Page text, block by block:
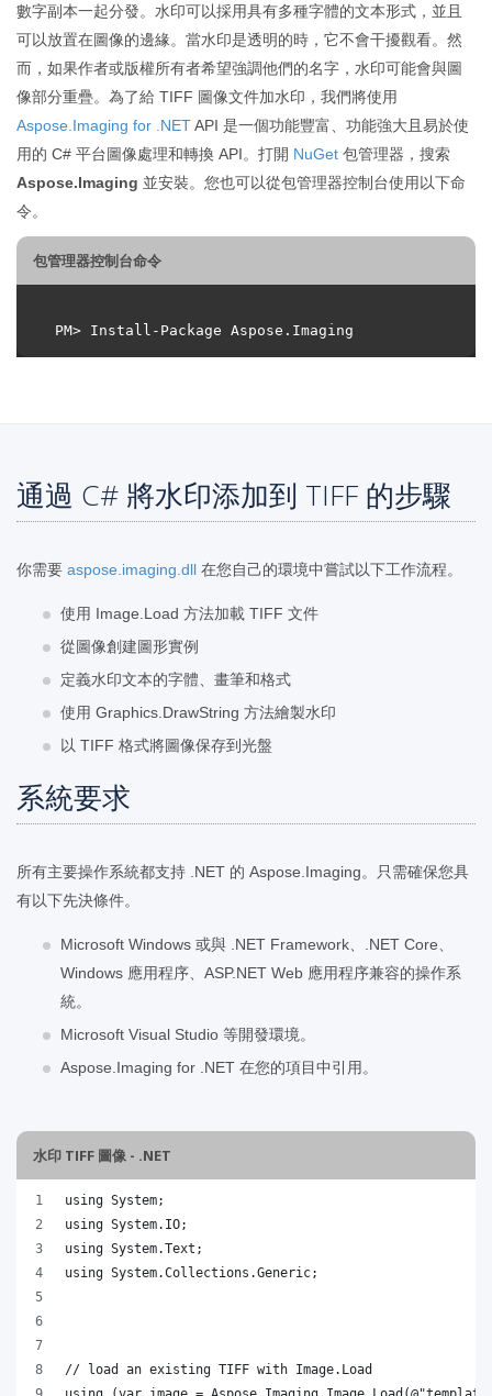
數字副本一起分發。水印可以採用具有多種字體的文本形式，並且
可以放置在圖像的邊緣。當水印是透明的時，它不會干擾觀看。然
而，如果作者或版權所有者希望強調他們的名字，水印可能會與圖
像部分重疊。為了給 TIFF 圖像文件加水印，我們將使用
Aspose.Imaging for .NETAPI 是一個功能豐富、功能強大且易於使
用的 C# 平台圖像處理和轉換 API。打開 NuGet 包管理器，搜索
Aspose.Imaging 並安裝。您也可以從包管理器控制台使用以下命
令。
包管理器控制台命令
通過 C# 將水印添加到 TIFF 的步驟
你需要 aspose.imaging.dll 在您自己的環境中嘗試以下工作流程。
使用 Image.Load 方法加載 TIFF 文件
從圖像創建圖形實例
定義水印文本的字體、畫筆和格式
使用 Graphics.DrawString 方法繪製水印
以 TIFF 格式將圖像保存到光盤
系統要求
所有主要操作系統都支持 .NET 的 Aspose.Imaging。只需確保您具
有以下先決條件。
Microsoft Windows 或與 .NET Framework、.NET Core、
Windows 應用程序、ASP.NET Web 應用程序兼容的操作系
統。
Microsoft Visual Studio 等開發環境。
Aspose.Imaging for .NET 在您的項目中引用。
水印 TIFF 圖像 - .NET